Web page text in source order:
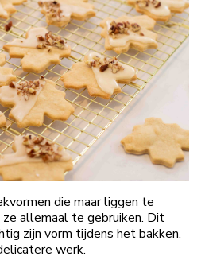
die maar liggen te
allemaal te gebruiken. Dit
zijn vorm tijdens het bakken.
werk.